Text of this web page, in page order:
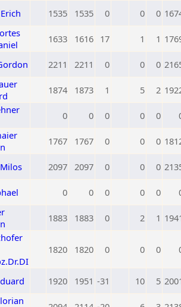
1535 1535 0 0 0
1633 1616 17 1 1
2211 2211 0 0 0
1874 1873 1 5 2
0 0 0 0 0
1767 1767 0 0 0
2097 2097 0 0 0
0 0 0 0 0
1883 1883 0 2 1
1820 1820 0 0 0
1920 1951 -31 10 5